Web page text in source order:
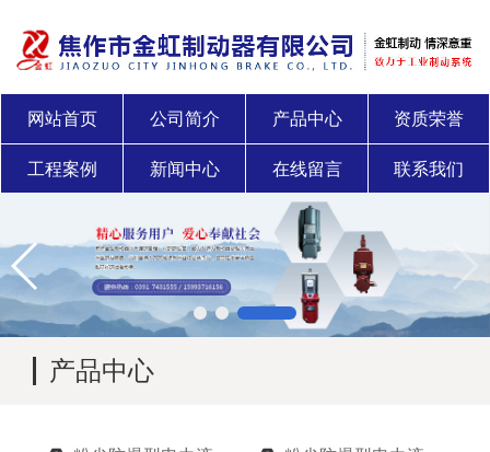
网站首页 公司简介 产品中心 资质荣誉
工程案例 新闻中心 在线留言 联系我们
产品中心